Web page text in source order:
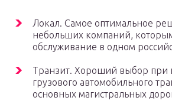
Локал. Самое оптимальное
небольших компаний,
обслуживание в одном
Транзит. Хороший выбор при
грузового автомобильного
основных магистральных